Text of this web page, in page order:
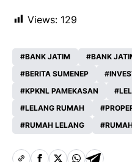
Views: 129
BANK JATIM
BANK
BERITA SUMENEP
KPKNL PAMEKASAN
LELANG RUMAH
RUMAH LELANG